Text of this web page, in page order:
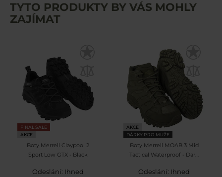
TYTO PRODUKTY BY VÁS MOHLY
ZAJÍMAT
FINAL SALE
AKCE
Boty Merrell Claypool 2
Sport Low GTX - Black
Odeslání: Ihned
AKCE
DÁRKY PRO MUŽE
Boty Merrell MOAB 3 Mid
Tactical Waterproof - Dark
Odeslání: Ihned